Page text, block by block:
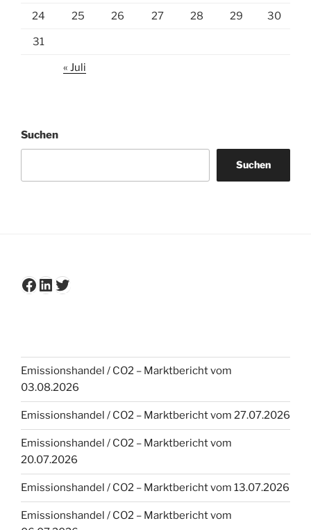
24 25 26 27 28 29 30
31
« Juli
Suchen
Suchen
Facebook
LinkedIn
Twitter
Emissionshandel / CO2 – Marktbericht vom
03.08.2026
Emissionshandel / CO2 – Marktbericht vom 27.07.2026
Emissionshandel / CO2 – Marktbericht vom
20.07.2026
Emissionshandel / CO2 – Marktbericht vom 13.07.2026
Emissionshandel / CO2 – Marktbericht vom